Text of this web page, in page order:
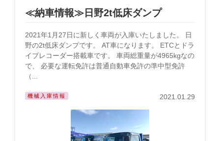
≪納車情報≫日野2t低床ダンプ
2021年1月27日に新しく車両が入庫いたしました。 日
野の2t低床ダンプです。 AT車になります。 ETCとドラ
イブレコーダー搭載車です。 車両総重量が4965kgなの
で、 必要な運転免許は普通自動車免許の準中型免許
（...
機械入庫情報 2021.01.29